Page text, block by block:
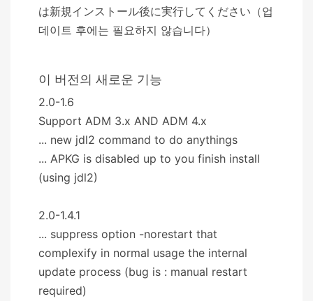
は新規インストール後に実行してください（업
데이트 후에는 필요하지 않습니다）
이 버전의 새로운 기능
2.0-1.6
Support ADM 3.x AND ADM 4.x
... new jdl2 command to do anythings
... APKG is disabled up to you finish install
(using jdl2)
2.0-1.4.1
... suppress option -norestart that
complexify in normal usage the internal
update process (bug is : manual restart
required)